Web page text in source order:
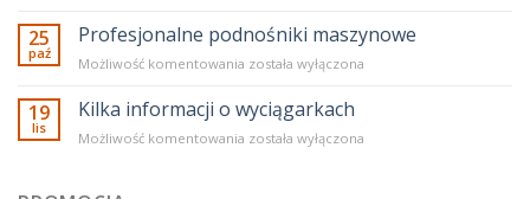
taborety
branży
25
paź
Profesjonalne podnośniki maszynowe
Możliwość komentowania Profesjonalne
maszynowe
została wyłączona
19
lis
Kilka informacji o wyciągarkach
Możliwość komentowania Kilka
została wyłączona